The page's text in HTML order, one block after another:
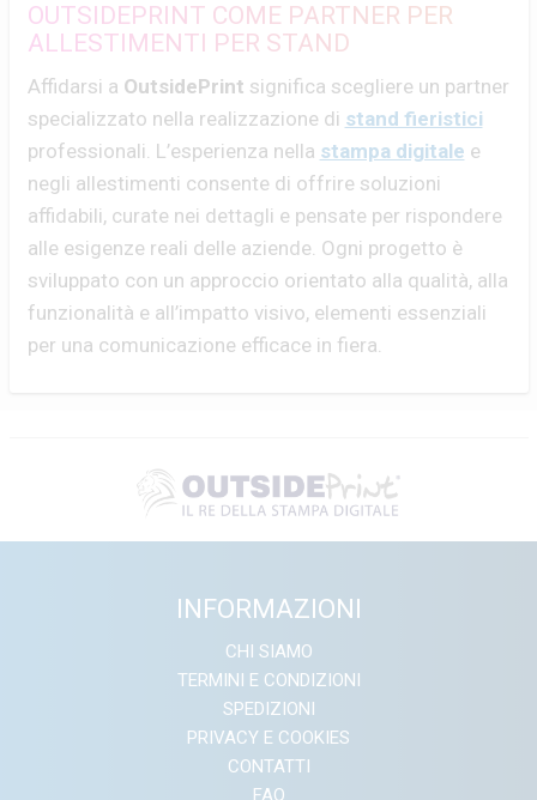
OUTSIDEPRINT COME PARTNER PER
ALLESTIMENTI PER STAND
Affidarsi a OutsidePrint significa scegliere un partner
specializzato nella realizzazione di stand fieristici
professionali. L’esperienza nella stampa digitale e
negli allestimenti consente di offrire soluzioni
affidabili, curate nei dettagli e pensate per rispondere
alle esigenze reali delle aziende. Ogni progetto è
sviluppato con un approccio orientato alla qualità, alla
funzionalità e all’impatto visivo, elementi essenziali
per una comunicazione efficace in fiera.
INFORMAZIONI
CHI SIAMO
TERMINI E CONDIZIONI
SPEDIZIONI
PRIVACY E COOKIES
CONTATTI
FAQ